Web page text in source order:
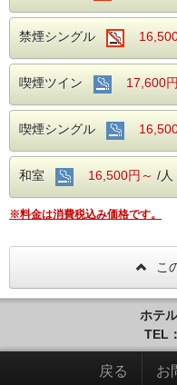
また、当館の
てご確認もい
https://iitoko-
2023年3月リ
若狭湾一望！
美味しいもの
へ♪
そんな方に人
量を控えめに
ということで
アウト」♪
禁煙シングル
喫煙ツイン 17,600
喫煙シングル
和室 16,500円～ /人
※料金は消費税込み価格です。
こ
ホテ
TEL：
戻る お